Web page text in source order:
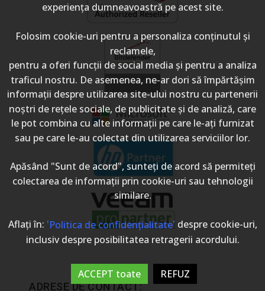
ADRESE DE CONTACT:
experiența dumneavoastră pe acest site.
Folosim cookie-uri pentru a personaliza conținutul și
reclamele,
pentru a oferi funcții de social media și pentru a analiza
traficul nostru. De asemenea, ne-ar dori să împărtășim
informații despre utilizarea site-ului nostru cu partenerii
noștri de rețele sociale, de publicitate și de analiză, care
le pot combina cu alte informații pe care le-ați furnizat
sau pe care le-au colectat din utilizarea serviciilor lor.
Apăsând "Sunt de acord", sunteți de acord să permiteți
colectarea de informații prin cookie-uri sau tehnologii
similare.
Aflați în: 'Politica de confidențialitate' despre cookie-uri,
inclusiv despre posibilitatea retragerii acordului.
ACCEPT toate REFUZ